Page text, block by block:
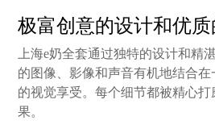
极富创意的设计和优
上海e奶全套通过独特的设计和精
的图像、影像和声音有机地结合在
的视觉享受。每个细节都被精心
果。